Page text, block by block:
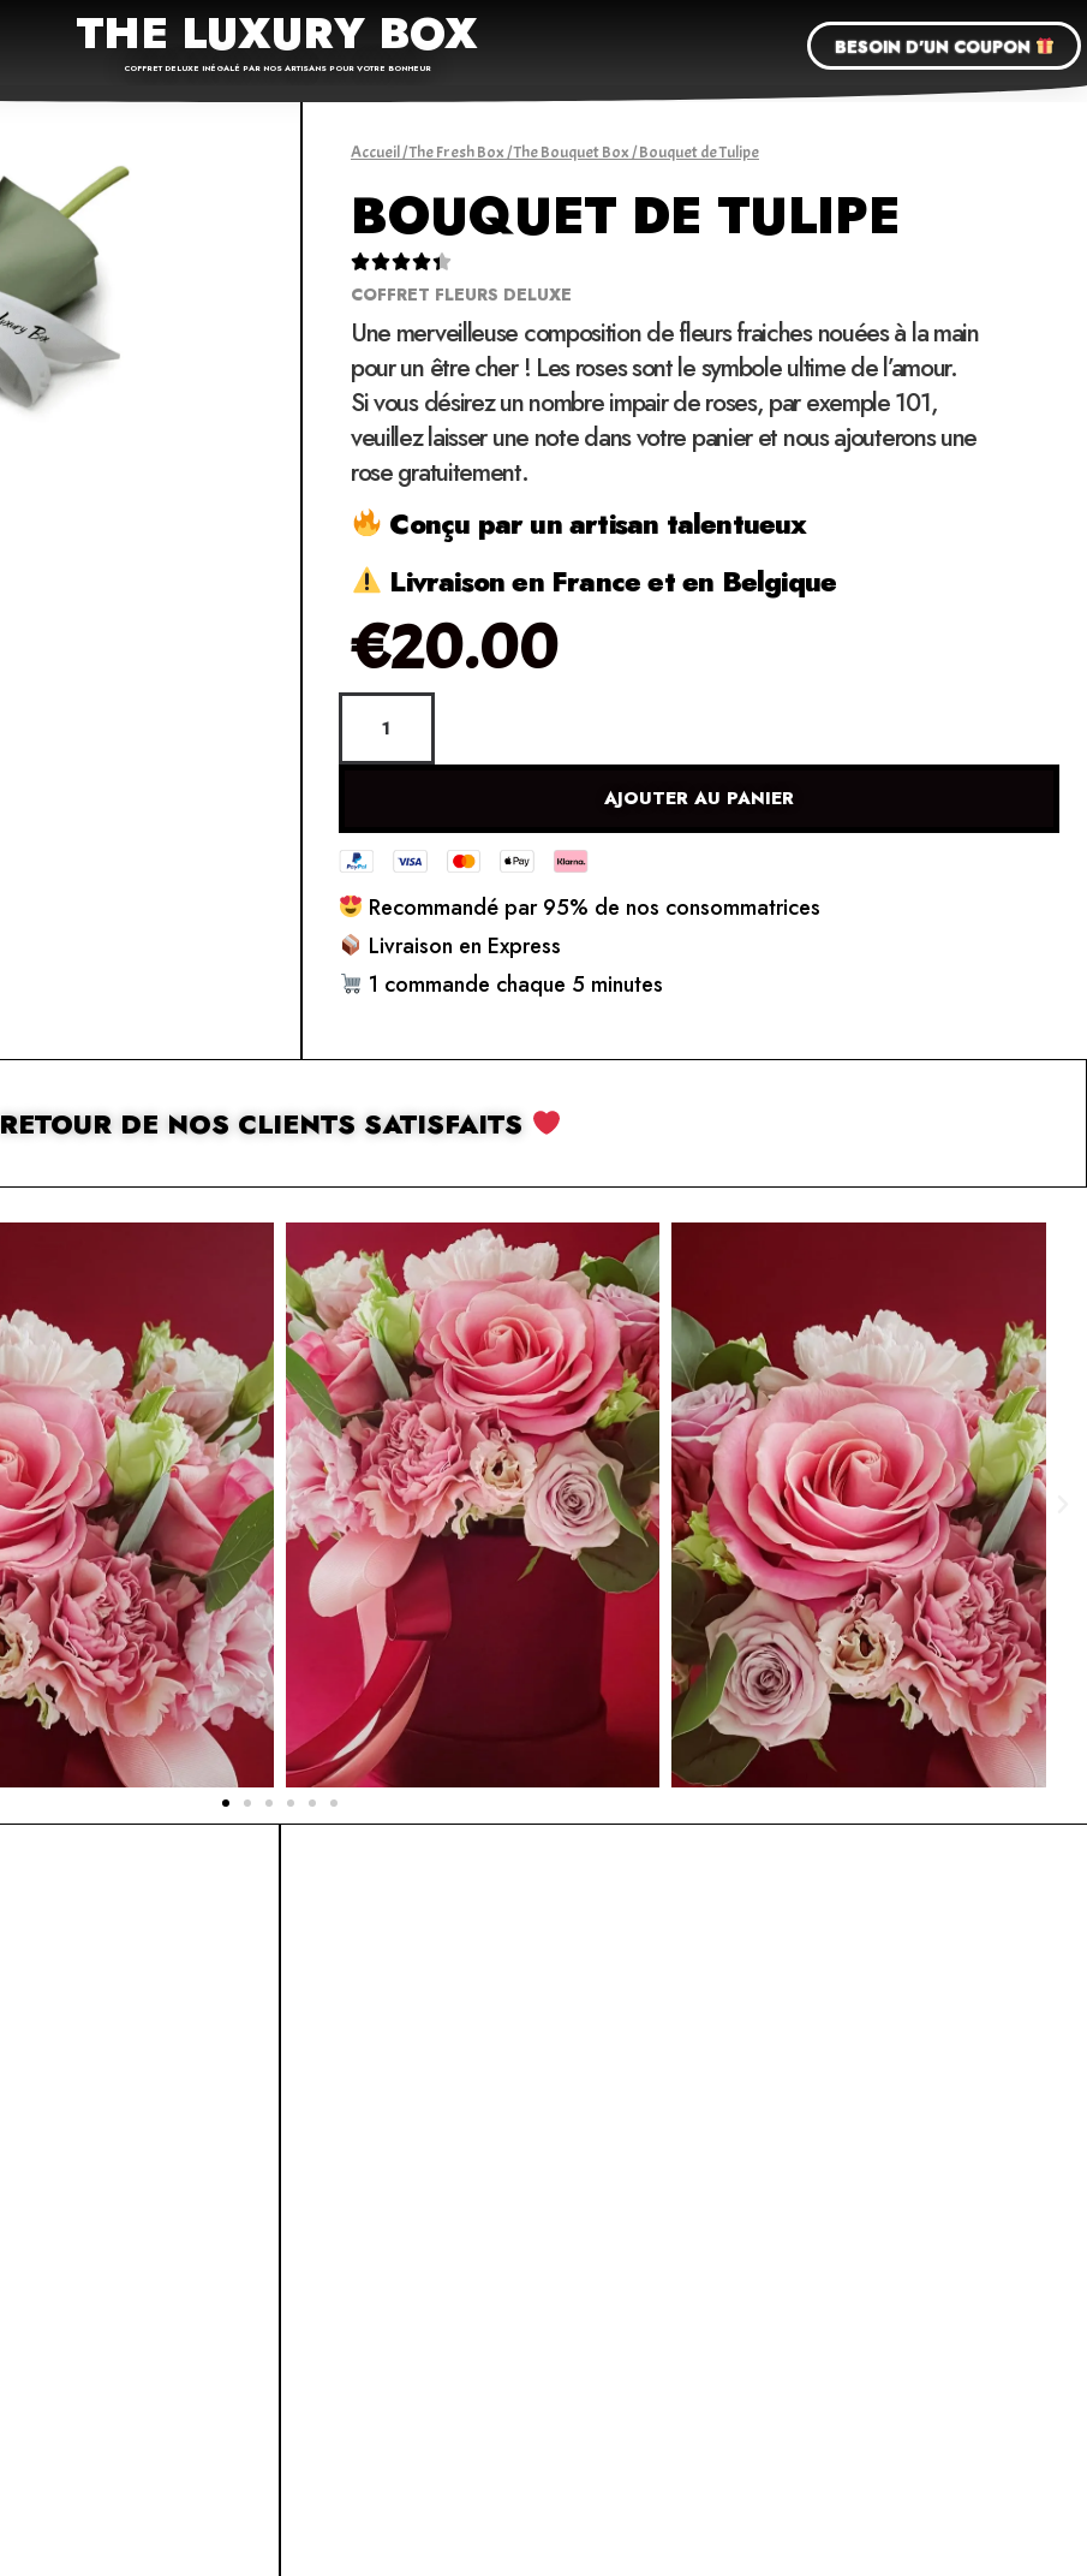
THE LUXURY BOX
COFFRET DELUXE INÉGALÉ PAR NOS ARTISANS POUR VOTRE BONHEUR
BESOIN D'UN COUPON
Accueil/The Fresh Box/The Bouquet Box/ Bouquet de Tulipe
BOUQUET DE TULIPE

COFFRET FLEURS DELUXE
Une merveilleuse composition de fleurs fraiches nouées à la main
pour un être cher ! Les roses sont le symbole ultime de l’amour.
Si vous désirez un nombre impair de roses, par exemple 101,
veuillez laisser une note dans votre panier et nous ajouterons une
rose gratuitement.
Conçu par un artisan talentueux
Livraison en France et en Belgique
€20.00
AJOUTER AU PANIER
Recommandé par 95% de nos consommatrices
Livraison en Express
1 commande chaque 5 minutes
RETOUR DE NOS CLIENTS SATISFAITS